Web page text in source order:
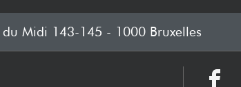
du Midi 143-145 - 1000 Bruxelles